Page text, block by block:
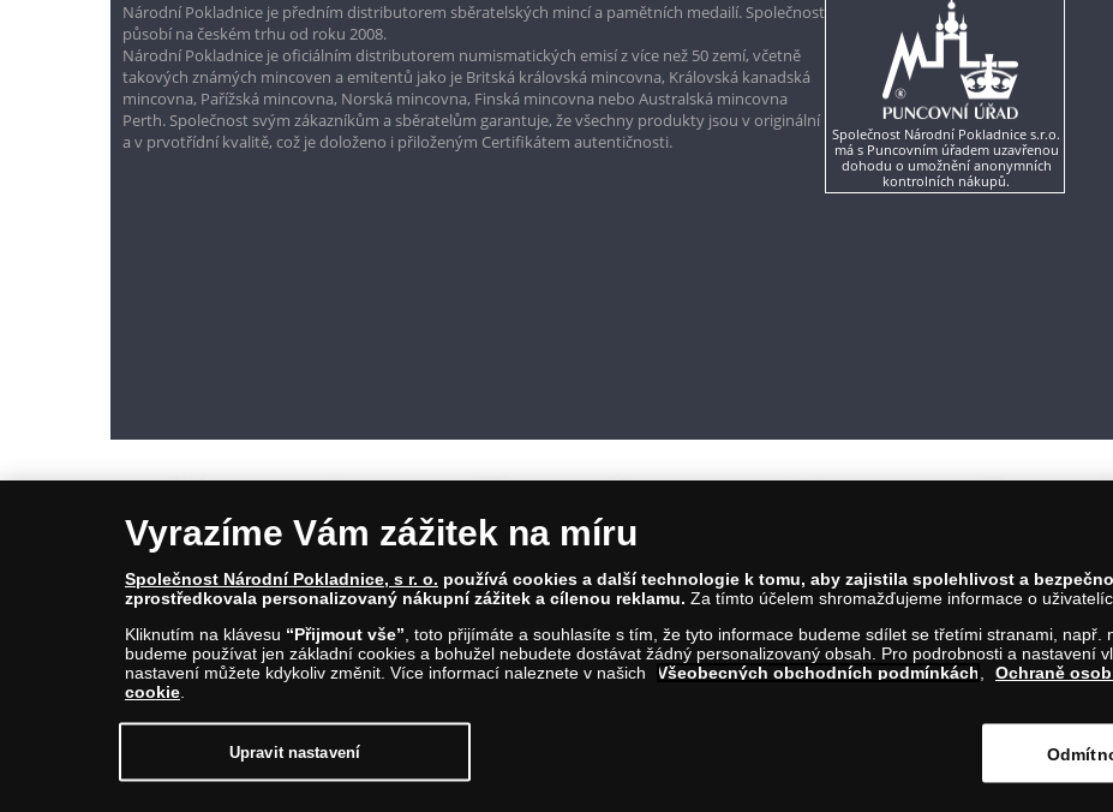
Národní Pokladnice je předním distributorem sběratelských mincí a pamětních medailí. Společnost
působí na českém trhu od roku 2008.
Národní Pokladnice je oficiálním distributorem numismatických emisí z více než 50 zemí, včetně
takových známých mincoven a emitentů jako je Britská královská mincovna, Královská kanadská
mincovna, Pařížská mincovna, Norská mincovna, Finská mincovna nebo Australská mincovna
Perth. Společnost svým zákazníkům a sběratelům garantuje, že všechny produkty jsou v originální
a v prvotřídní kvalitě, což je doloženo i přiloženým Certifikátem autentičnosti.
Společnost Národní Pokladnice s.r.o.
má s Puncovním úřadem uzavřenou
dohodu o umožnění anonymních
kontrolních nákupů.
© Copyright 2026 - Národní Pokladnice, s. r. o.; Karolinská 661/4, 186 00 Praha 8; Tel.: 810 100 500
E-mail: info@narodnipokladnice.cz, www.narodnipokladnice.cz; IČ: 28507622; DIČ: CZ28507622
Společnost zapsána v OR vedeném Městským soudem v Praze, oddíl C, vložka 146644
Upravit nastavení souborů cookie můžete
Vyrazíme Vám zážitek na míru
Společnost Národní Pokladnice, s r. o. používá cookies a další technologie k tomu, aby zajistila spolehlivost a
zprostředkovala personalizovaný nákupní zážitek a cílenou reklamu. Za tímto účelem shromažďujeme informace o
Kliknutím na klávesu “Přijmout vše” , toto přijímáte a souhlasíte s tím, že tyto informace budeme sdílet se třetími stranami,
budeme používat jen základní cookies a bohužel nebudete dostávat žádný personalizovaný obsah. Pro podrobnosti a nastavení
nastavení můžete kdykoliv změnit. Více informací naleznete v našich
Všeobecných obchodních podmínkách Ochraně
cookie
Upravit nastavení